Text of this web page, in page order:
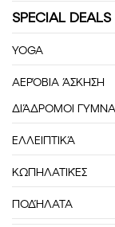
SPECIAL DEALS
YOGA
ΑΕΡΌΒΙΑ ΆΣΚΗΣΗ
ΔΙΆΔΡΟΜΟΙ
ΕΛΛΕΙΠΤΙΚΆ
ΚΩΠΗΛΑΤΙΚΈΣ
ΠΟΔΉΛΑΤΑ